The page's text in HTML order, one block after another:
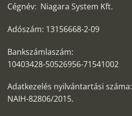
Cégnév: Niagara System Kft.
Adószám: 13156668-2-09
Bankszámlaszám:
10403428-50526956-71541002
Adatkezelés nyilvántartási száma:
NAIH-82806/2015.